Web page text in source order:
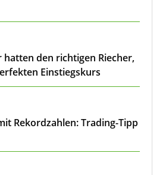
hatten den richtigen Riecher,
Einstiegskurs
Rekordzahlen: Trading-Tipp